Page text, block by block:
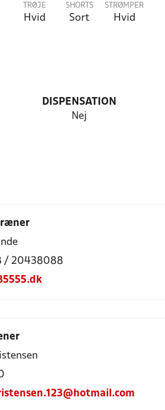
TRØJE
Hvid
SHORTS
Sort
STRØMPER
Hvid
DISPENSATION
Nej
/ 20438088